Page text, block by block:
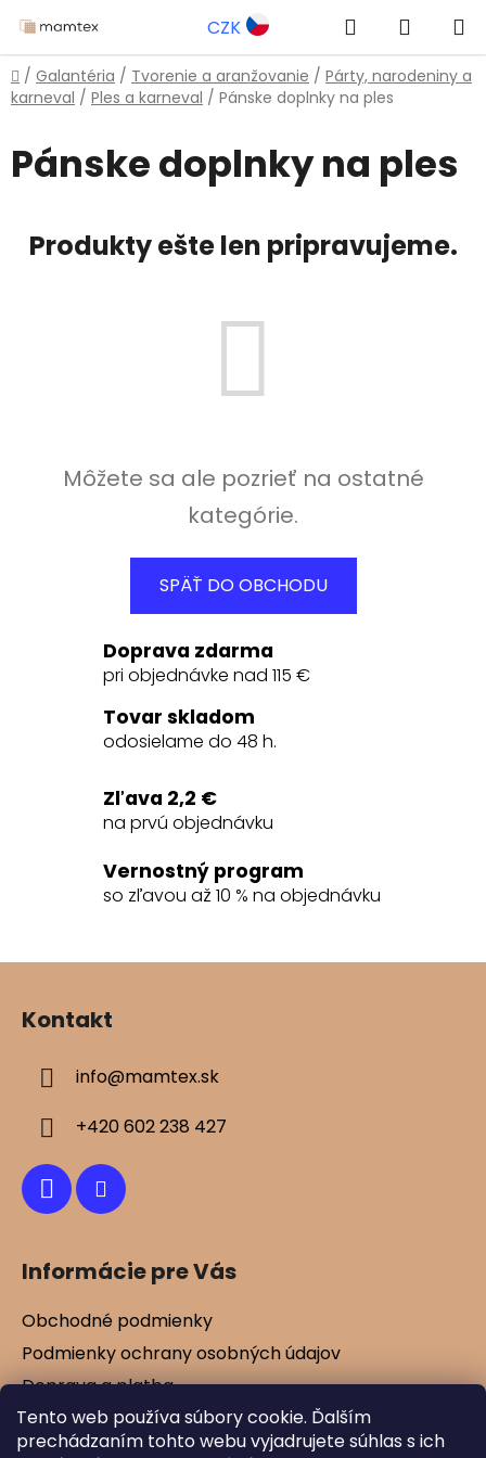
Tento web používa súbory cookie. Ďalším
prechádzaním tohto webu vyjadrujete súhlas s ich
na
obsah
CZK Hľadať
KOŠÍK
Domov
/ Galantéria / Tvorenie a aranžovanie / Párty, narodeniny a
karneval / Ples a karneval / Pánske doplnky na ples
Pánske doplnky na ples
Produkty ešte len pripravujeme.
Môžete sa ale pozrieť na ostatné
kategórie.
SPÄŤ DO OBCHODU
Doprava zdarma
pri objednávke nad 115 €
Tovar skladom
odosielame do 48 h.
Zľava 2,2 €
na prvú objednávku
Vernostný program
so zľavou až 10 % na objednávku
Kontakt
info@mamtex.sk
+420 602 238 427
Informácie pre Vás
Obchodné podmienky
Podmienky ochrany osobných údajov
Doprava a platba
Kontakty
Vernostné zľavy